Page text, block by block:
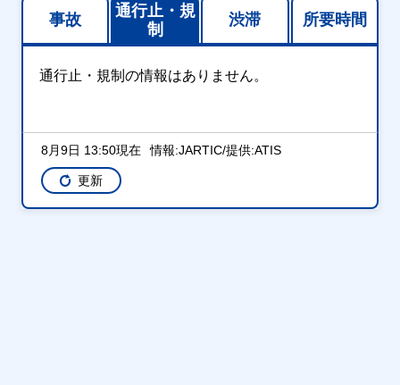
事故
通行止・規
制
渋滞 所要時間
通行止・規制の情報はありません。
8月9日 13:50現在 情報:JARTIC/提供:ATIS
更新